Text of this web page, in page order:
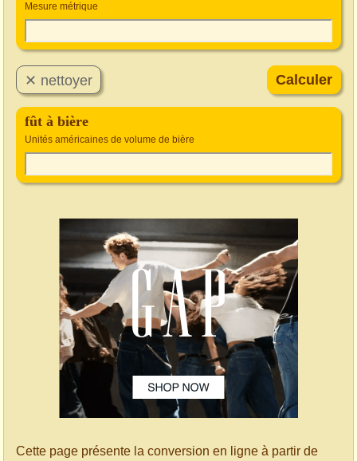
Mesure métrique
fût à bière
Unités américaines de volume de bière
Cette page présente la conversion en ligne à partir de